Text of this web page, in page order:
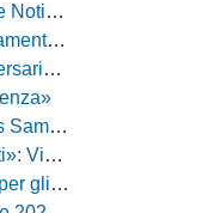
notizie
Masut
20
difesa
finale